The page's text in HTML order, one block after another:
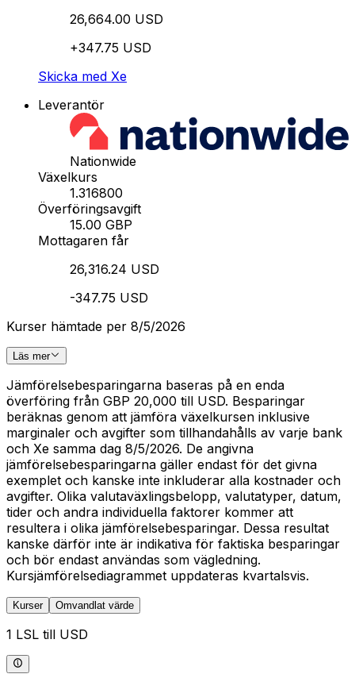
26,664.00 USD
+347.75 USD
Skicka med Xe
Leverantör
Nationwide
Växelkurs
1.316800
Överföringsavgift
15.00 GBP
Mottagaren får
26,316.24 USD
-347.75 USD
Kurser hämtade per 8/5/2026
Läs mer
Jämförelsebesparingarna baseras på en enda
överföring från GBP 20,000 till USD. Besparingar
beräknas genom att jämföra växelkursen inklusive
marginaler och avgifter som tillhandahålls av varje bank
och Xe samma dag 8/5/2026. De angivna
jämförelsebesparingarna gäller endast för det givna
exemplet och kanske inte inkluderar alla kostnader och
avgifter. Olika valutaväxlingsbelopp, valutatyper, datum,
tider och andra individuella faktorer kommer att
resultera i olika jämförelsebesparingar. Dessa resultat
kanske därför inte är indikativa för faktiska besparingar
och bör endast användas som vägledning.
Kursjämförelsediagrammet uppdateras kvartalsvis.
Kurser Omvandlat värde
1 LSL till USD